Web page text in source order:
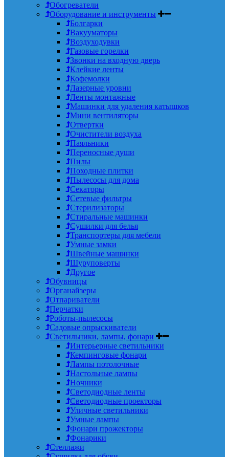
Обогреватели
Оборудование и инструменты
Болгарки
Вакууматоры
Воздуходувки
Газовые горелки
Звонки на входную дверь
Клейкие ленты
Кофемолки
Лазерные уровни
Ленты монтажные
Машинки для удаления катышков
Мини вентиляторы
Отвертки
Очистители воздуха
Паяльники
Переносные души
Пилы
Походные плитки
Пылесосы для дома
Секаторы
Сетевые фильтры
Стерилизаторы
Стиральные машинки
Сушилки для белья
Транспортеры для мебели
Умные замки
Швейные машинки
Шуруповерты
Другое
Обувницы
Органайзеры
Отпариватели
Перчатки
Роботы-пылесосы
Садовые опрыскиватели
Светильники, лампы, фонари
Интерьерные светильники
Кемпинговые фонари
Лампы потолочные
Настольные лампы
Ночники
Светодиодные ленты
Светодиодные проекторы
Уличные светильники
Умные лампы
Фонари прожекторы
Фонарики
Стеллажи